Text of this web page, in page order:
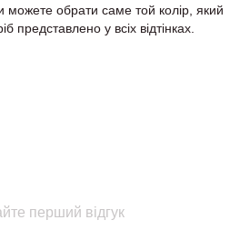
обрати саме той колір, який
представлено у всіх відтінках.
перший відгук